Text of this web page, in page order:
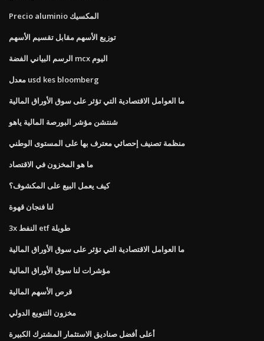
Precio aluminio المكسيك
توزيع الأسهم مقابل تقسيم الأسهم
الرسم البياني الفضة mcx اليوم
معدل usd kes bloomberg
ما العوامل الاقتصادية التي تؤثر على سوق الأوراق المالية
شنتشن مؤشر البورصة المالية ياهو
منظمة تصنيف إحصائي معترف بها على المستوى الوطني
ما هو المخزون في الاقتصاد
كيف يعمل البيع على المكشوف؟
لنا فنجان قهوة
3x النفط etf طويلة
ما العوامل الاقتصادية التي تؤثر على سوق الأوراق المالية
مؤشرات لنا سوق الأوراق المالية
قرص الأسهم المالية
مخزون التنويع الدولي
أعلى أفضل صناديق الاستثمار المشترك الكبيرة